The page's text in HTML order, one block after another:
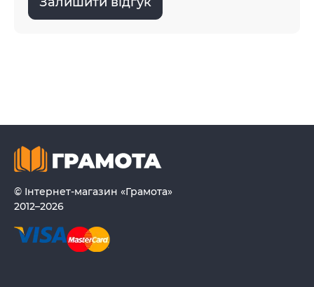
© Інтернет-магазин «Грамота»
2012–2026